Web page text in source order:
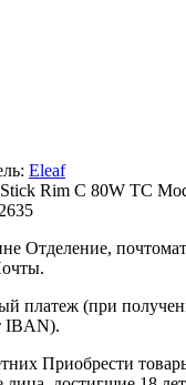
Eleaf
Rim C 80W TC
Отделение,
платеж (при
IBAN).
Приобрести